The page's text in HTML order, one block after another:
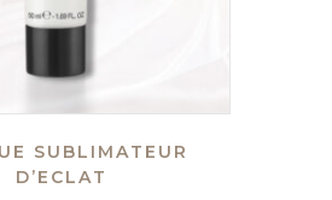
SUBLIMATEUR
D’ECLAT